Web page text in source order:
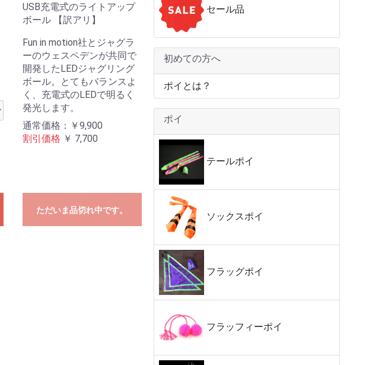
USB充電式のライトアップ
ボール 【訳アリ】
Fun in motion社とジャグラ
ーのウェスペデンが共同で
開発したLEDジャグリング
ボール。とてもバランスよ
く、充電式のLEDで明るく
発光します。
通常価格：￥9,900
割引価格 ￥ 7,700
ただいま品切れ中です。
セール品
初めての方へ
ポイとは？
ポイ
テールポイ
ソックスポイ
フラッグポイ
フラッフィーポイ